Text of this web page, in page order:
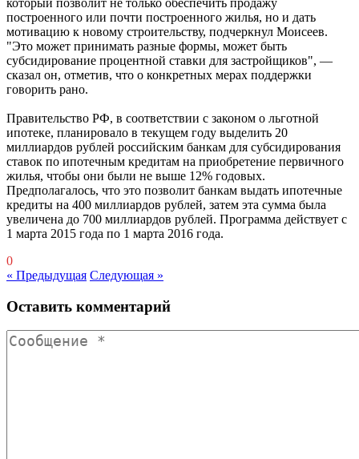
построенного или почти построенного жилья, но и дать
мотивацию к новому строительству, подчеркнул Моисеев.
"Это может принимать разные формы, может быть
субсидирование процентной ставки для застройщиков", —
сказал он, отметив, что о конкретных мерах поддержки
говорить рано.
Правительство РФ, в соответствии с законом о льготной
ипотеке, планировало в текущем году выделить 20
миллиардов рублей российским банкам для субсидирования
ставок по ипотечным кредитам на приобретение первичного
жилья, чтобы они были не выше 12% годовых.
Предполагалось, что это позволит банкам выдать ипотечные
кредиты на 400 миллиардов рублей, затем эта сумма была
увеличена до 700 миллиардов рублей. Программа действует с
1 марта 2015 года по 1 марта 2016 года.
0
« Предыдущая Следующая »
Оставить комментарий